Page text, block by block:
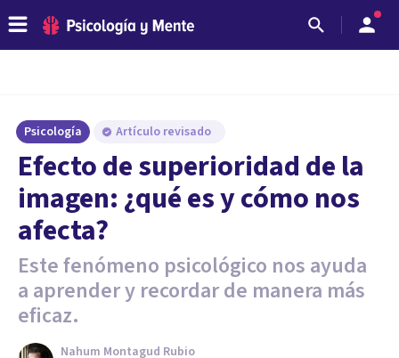
Psicología Artículo revisado
Efecto de superioridad de la
imagen: ¿qué es y cómo nos
afecta?
Este fenómeno psicológico nos ayuda
a aprender y recordar de manera más
eficaz.
Nahum Montagud Rubio